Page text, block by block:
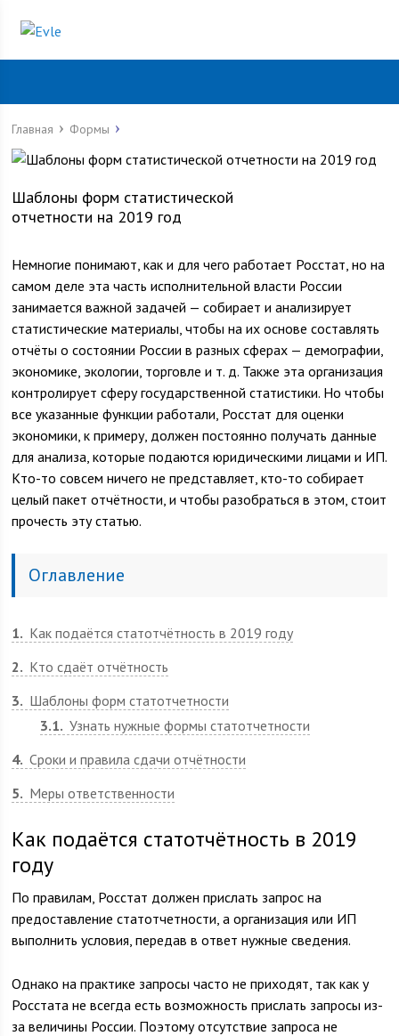
Главная Формы
Шаблоны форм статистической
отчетности на 2019 год
Немногие понимают, как и для чего работает Росстат, но на
самом деле эта часть исполнительной власти России
занимается важной задачей — собирает и анализирует
статистические материалы, чтобы на их основе составлять
отчёты о состоянии России в разных сферах — демографии,
экономике, экологии, торговле и т. д. Также эта организация
контролирует сферу государственной статистики. Но чтобы
все указанные функции работали, Росстат для оценки
экономики, к примеру, должен постоянно получать данные
для анализа, которые подаются юридическими лицами и ИП.
Кто-то совсем ничего не представляет, кто-то собирает
целый пакет отчётности, и чтобы разобраться в этом, стоит
прочесть эту статью.
Оглавление
1
Как подаётся статотчётность в 2019 году
2
Кто сдаёт отчётность
3
Шаблоны форм статотчетности
3.1 Узнать нужные формы статотчетности
4 Сроки и правила сдачи отчётности
5
Меры ответственности
Как подаётся статотчётность в 2019
году
По правилам, Росстат должен прислать запрос на
предоставление статотчетности, а организация или ИП
выполнить условия, передав в ответ нужные сведения.
Однако на практике запросы часто не приходят, так как у
Росстата не всегда есть возможность прислать запросы из-
за величины России. Поэтому отсутствие запроса не